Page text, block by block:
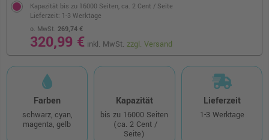
Kapazität bis zu 16000 Seiten, ca. 2 Cent / Seite
o. MwSt. 269,74 €
320,99 € inkl. MwSt.zzgl. Versand
Lieferzeit: 1-3 Werktage
Farben
schwarz, cyan,
magenta, gelb
Kapazität
bis zu 16000 Seiten
(ca. 2 Cent /
Seite)
Lieferzeit
1-3 Werktage